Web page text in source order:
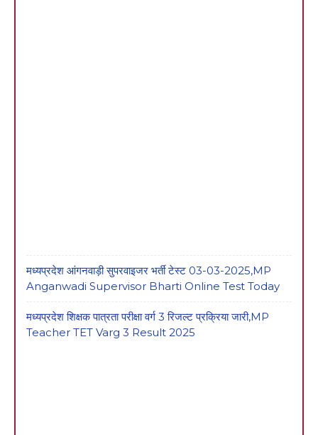
मध्यप्रदेश आंगनवाड़ी सुपरवाइजर भर्ती टेस्ट 03-03-2025,MP
Anganwadi Supervisor Bharti Online Test Today
मध्यप्रदेश शिक्षक पात्रता परीक्षा वर्ग 3 रिजल्ट प्रक्रिया जारी,MP
Teacher TET Varg 3 Result 2025